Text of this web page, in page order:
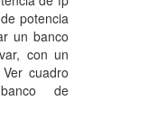
potencia
un banco
con un
cuadro
de